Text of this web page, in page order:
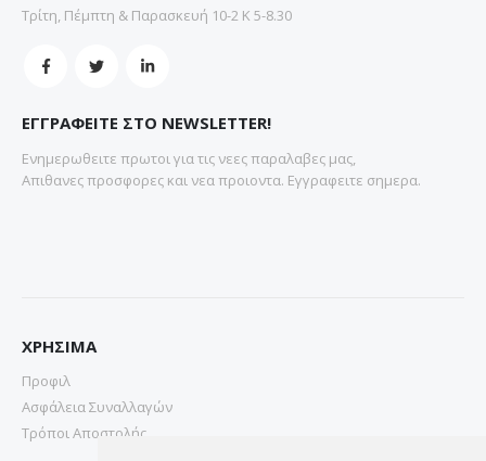
Τρίτη, Πέμπτη & Παρασκευή 10-2 Κ 5-8.30
ΕΓΓΡΑΦΕΙΤΕ ΣΤΟ NEWSLETTER!
Ενημερωθειτε πρωτοι για τις νεες παραλαβες μας,
Απιθανες προσφορες και νεα προιοντα. Εγγραφειτε σημερα.
ΧΡΗΣΙΜΑ
Προφιλ
Ασφάλεια Συναλλαγών
Τρόποι Αποστολής